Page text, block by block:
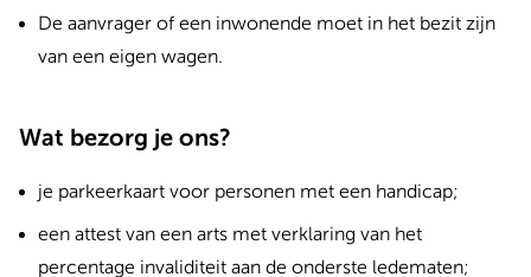
De aanvrager of een inwonende moet in het bezit zijn
van een eigen wagen.
Wat bezorg je ons?
je parkeerkaart voor personen met een handicap;
een attest van een arts met verklaring van het
percentage invaliditeit aan de onderste ledematen;